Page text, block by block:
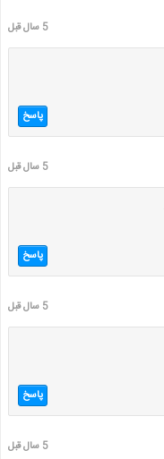
5 سال قبل
پاسخ
5 سال قبل
پاسخ
5 سال قبل
پاسخ
5 سال قبل